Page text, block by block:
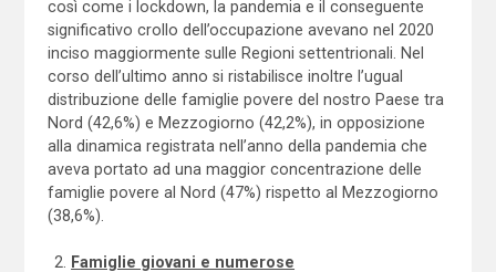
così come i lockdown, la pandemia e il conseguente
significativo crollo dell’occupazione avevano nel 2020
inciso maggiormente sulle Regioni settentrionali. Nel
corso dell’ultimo anno si ristabilisce inoltre l’ugual
distribuzione delle famiglie povere del nostro Paese tra
Nord (42,6%) e Mezzogiorno (42,2%), in opposizione
alla dinamica registrata nell’anno della pandemia che
aveva portato ad una maggior concentrazione delle
famiglie povere al Nord (47%) rispetto al Mezzogiorno
(38,6%).
Famiglie giovani e numerose